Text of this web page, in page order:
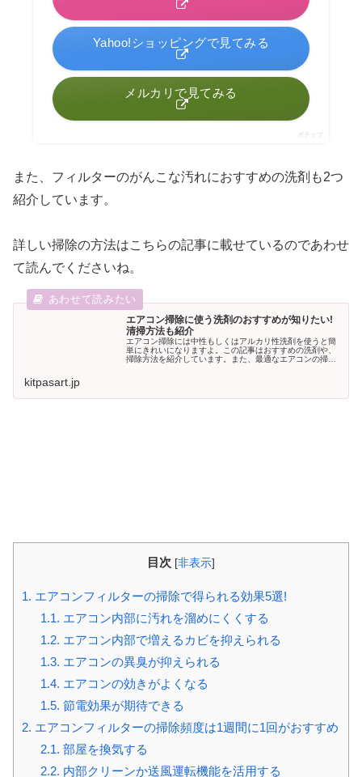
Yahoo!ショッピングで見てみる
メルカリで見てみる
ポチップ
また、フィルターのがんこな汚れにおすすめの洗剤も2つ
紹介しています。
詳しい掃除の方法はこちらの記事に載せているのであわせ
て読んでくださいね。
エアコン掃除に使う洗剤のおすすめが知りたい!
清掃方法も紹介
エアコン掃除には中性もしくはアルカリ性洗剤を使うと簡
単にきれいになりますよ。この記事はおすすめの洗剤や、
掃除方法を紹介しています。また、最適なエアコンの掃除
kitpasart.jp
目次 [非表示]
1. エアコンフィルターの掃除で得られる効果5選!
1.1. エアコン内部に汚れを溜めにくくする
1.2. エアコン内部で増えるカビを抑えられる
1.3. エアコンの異臭が抑えられる
1.4. エアコンの効きがよくなる
1.5. 節電効果が期待できる
2. エアコンフィルターの掃除頻度は1週間に1回がおすすめ
2.1. 部屋を換気する
2.2. 内部クリーンか送風運転機能を活用する